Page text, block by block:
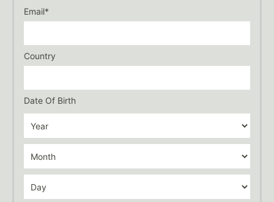
Email*
Country
Date Of Birth